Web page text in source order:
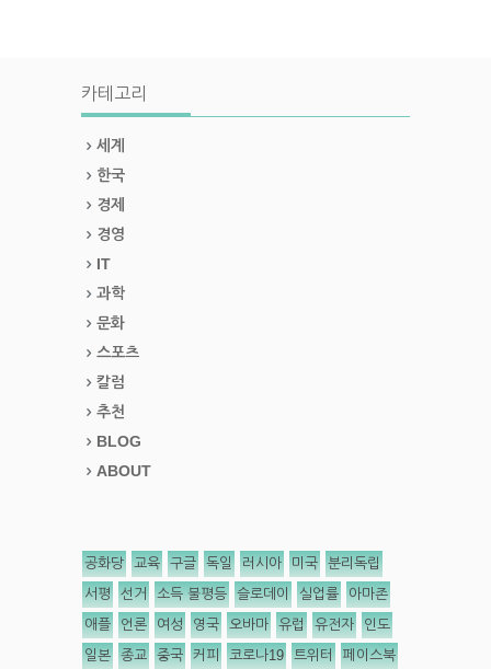
카테고리
세계
한국
경제
경영
IT
과학
문화
스포츠
칼럼
추천
BLOG
ABOUT
공화당 교육 구글 독일 러시아 미국 분리독립
서평 선거 소득 불평등 슬로데이 실업률 아마존
애플 언론 여성 영국 오바마 유럽 유전자 인도
일본 종교 중국 커피 코로나19 트위터 페이스북